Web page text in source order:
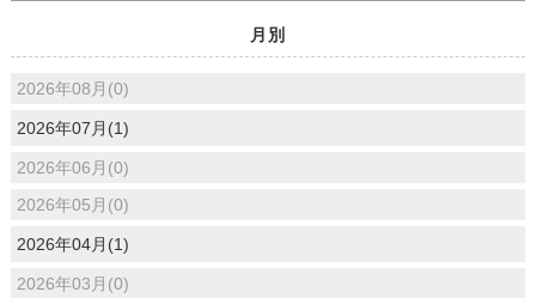
月別
2026年08月(0)
2026年07月(1)
2026年06月(0)
2026年05月(0)
2026年04月(1)
2026年03月(0)